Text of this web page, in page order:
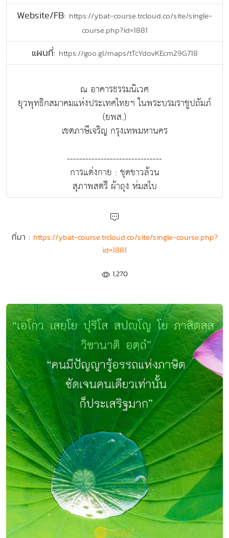
Website/FB: https://ybat-course.trcloud.co/site/single-
course.php?id=1881
แผนที่: https://goo.gl/maps/tTcYdovKEcm29G718
ณ อาคารธรรมนิเวศ
ยุวพุทธิกสมาคมแห่งประเทศไทยฯ ในพระบรมราชูปถัมภ์
(ยพส.)
เขตภาษีเจริญ กรุงเทพมหานคร
-------------------------------
การแต่งกาย : ชุดขาวล้วน
สุภาพสตรี ผ้าถุง ห่มสไบ
ที่มา : https://ybat-course.trcloud.co/site/single-course.php?
id=1881
1,270